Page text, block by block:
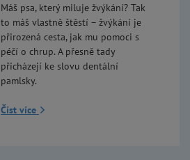
Máš psa, který miluje žvýkání? Tak
to máš vlastně štěstí – žvýkání je
přirozená cesta, jak mu pomoci s
péčí o chrup. A přesně tady
přicházejí ke slovu dentální
pamlsky.
Číst více